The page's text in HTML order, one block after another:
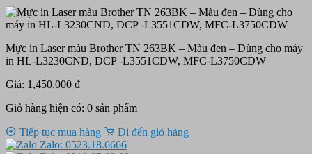
Mực in Laser màu Brother TN 263BK – Màu đen – Dùng cho máy
in HL-L3230CND, DCP -L3551CDW, MFC-L3750CDW
Giá: 1,450,000 đ
Giỏ hàng hiện có: 0 sản phẩm
Tiếp tục mua hàng
Đi đến giỏ hàng
Zalo: 0523.18.6666